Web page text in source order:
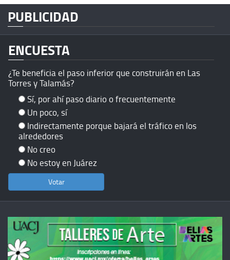
PUBLICIDAD
ENCUESTA
¿Te beneficia el paso inferior que construirán en Las
Torres y Talamás?
Sí, por ahí paso diario o frecuentemente
Un poco, sí
Indirectamente porque bajará el tráfico en los
alrededores
No creo
No estoy en Juárez